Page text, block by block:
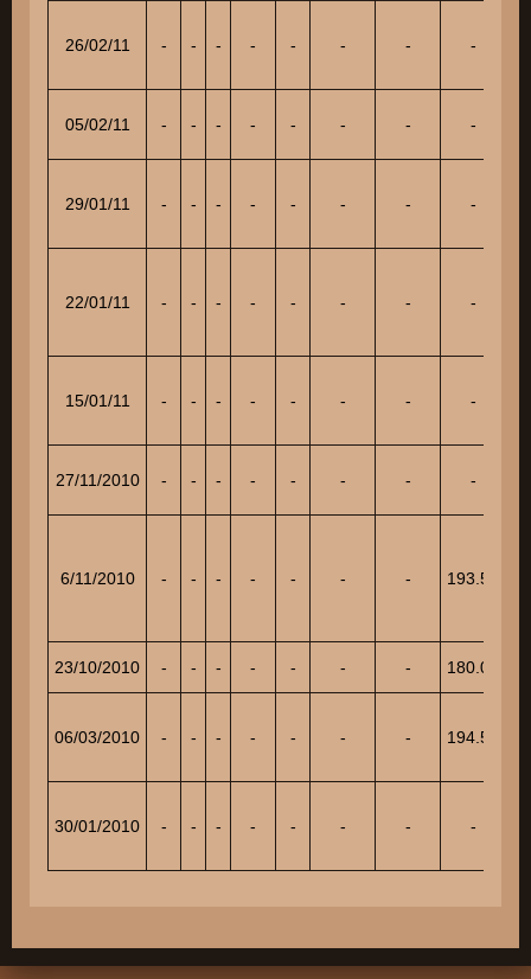
26/02/11 - - - - - - - -
05/02/11 - - - - - - - -
29/01/11 - - - - - - - -
22/01/11 - - - - - - - -
15/01/11 - - - - - - - -
27/11/2010 - - - - - - - -
6/11/2010 - - - - - - - 193.50
23/10/2010 - - - - - - - 180.00
06/03/2010 - - - - - - - 194.50
30/01/2010 - - - - - - - -